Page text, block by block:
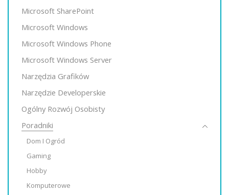
Microsoft SharePoint
Microsoft Windows
Microsoft Windows Phone
Microsoft Windows Server
Narzędzia Grafików
Narzędzie Developerskie
Ogólny Rozwój Osobisty
Poradniki
Dom I Ogród
Gaming
Hobby
Komputerowe